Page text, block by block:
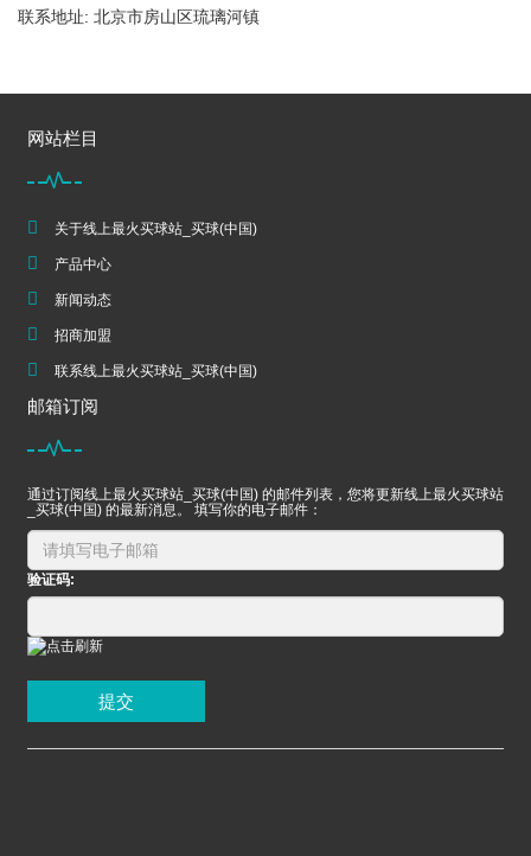
联系地址: 北京市房山区琉璃河镇
网站栏目
关于线上最火买球站_买球(中国)
产品中心
新闻动态
招商加盟
联系线上最火买球站_买球(中国)
邮箱订阅
通过订阅线上最火买球站_买球(中国) 的邮件列表，您将更新线上最火买球站
_买球(中国) 的最新消息。 填写你的电子邮件：
验证码:
提交